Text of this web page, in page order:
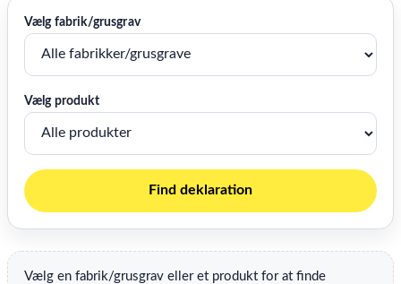
Vælg fabrik/grusgrav
Vælg produkt
Find deklaration
Vælg en fabrik/grusgrav eller et produkt for at finde